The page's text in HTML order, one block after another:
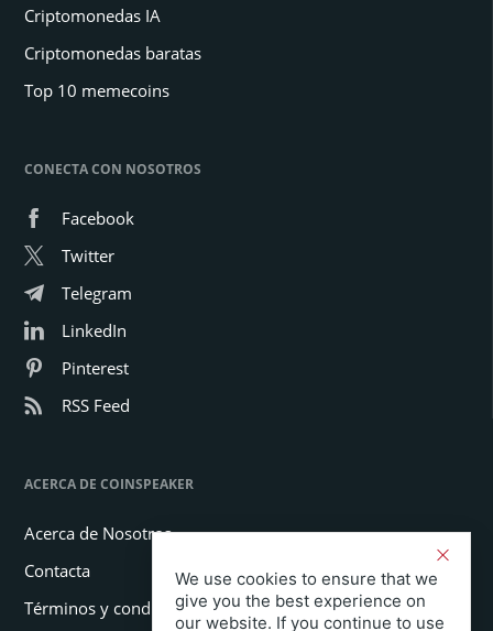
Criptomonedas IA
Criptomonedas baratas
Top 10 memecoins
CONECTA CON NOSOTROS
Facebook
Twitter
Telegram
LinkedIn
Pinterest
RSS Feed
ACERCA DE COINSPEAKER
Acerca de Nosotros
Contacta
Términos y condiciones
We use cookies to ensure that we
give you the best experience on
our website. If you continue to use